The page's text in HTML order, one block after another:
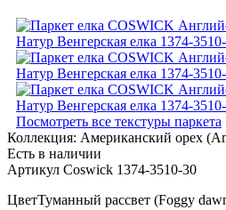
Посмотреть все текстуры паркета
Коллекция: Американский орех
Есть в наличии
Артикул Coswick 1374-3510-30
ЦветТуманный рассвет (Foggy